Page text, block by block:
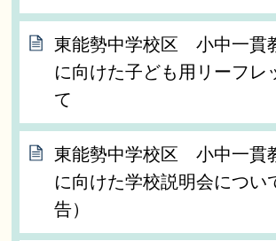
東能勢中学校区 小中一貫
に向けた子ども用リーフレ
て
東能勢中学校区 小中一貫
に向けた学校説明会につい
告）